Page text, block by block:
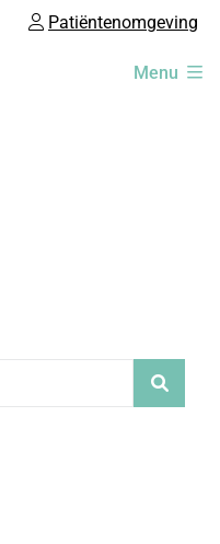
Patiëntenomgeving
Menu